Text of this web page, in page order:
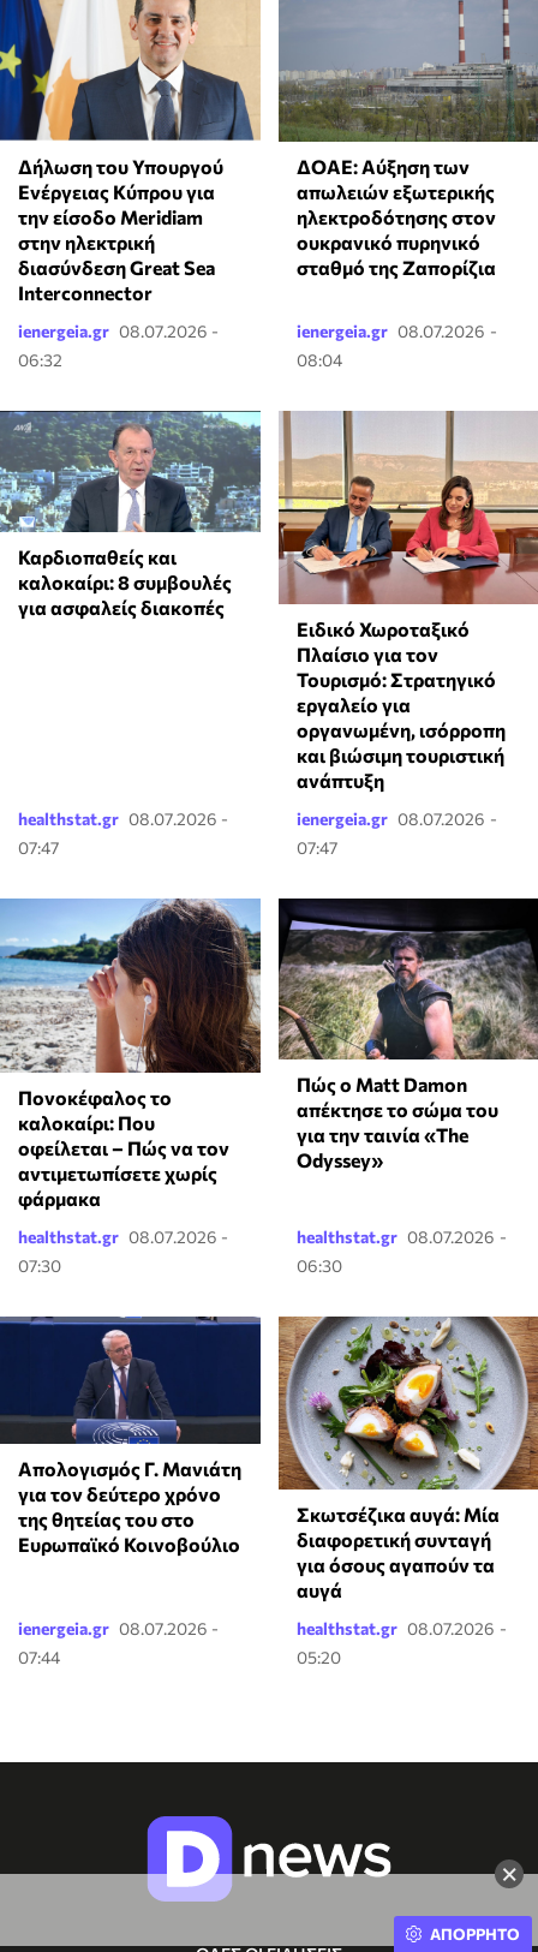
×
Δήλωση του Υπουργού
Ενέργειας Κύπρου για
την είσοδο Meridiam
στην ηλεκτρική
διασύνδεση Great Sea
Interconnector
ienergeia.gr 08.07.2026 -
06:32
ΔΟΑΕ: Αύξηση των
απωλειών εξωτερικής
ηλεκτροδότησης στον
ουκρανικό πυρηνικό
σταθμό της Ζαπορίζια
ienergeia.gr 08.07.2026 -
08:04
Καρδιοπαθείς και
καλοκαίρι: 8 συμβουλές
για ασφαλείς διακοπές
healthstat.gr 08.07.2026 -
07:47
Ειδικό Χωροταξικό
Πλαίσιο για τον
Τουρισμό: Στρατηγικό
εργαλείο για
οργανωμένη, ισόρροπη
και βιώσιμη τουριστική
ανάπτυξη
ienergeia.gr 08.07.2026 -
07:47
Πονοκέφαλος το
καλοκαίρι: Που
οφείλεται – Πώς να τον
αντιμετωπίσετε χωρίς
φάρμακα
healthstat.gr 08.07.2026 -
07:30
Πώς ο Matt Damon
απέκτησε το σώμα του
για την ταινία «The
Odyssey»
healthstat.gr 08.07.2026 -
06:30
Απολογισμός Γ. Μανιάτη
για τον δεύτερο χρόνο
της θητείας του στο
Ευρωπαϊκό Κοινοβούλιο
ienergeia.gr 08.07.2026 -
07:44
Σκωτσέζικα αυγά: Μία
διαφορετική συνταγή
για όσους αγαπούν τα
αυγά
healthstat.gr 08.07.2026 -
05:20
ΑΠΟΡΡΗΤΟ